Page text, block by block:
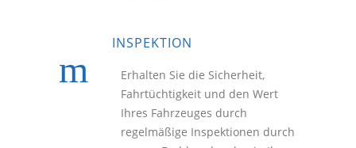
INSPEKTION
Erhalten Sie die Sicherheit,
Fahrtüchtigkeit und den Wert
Ihres Fahrzeuges durch
regelmäßige Inspektionen durch